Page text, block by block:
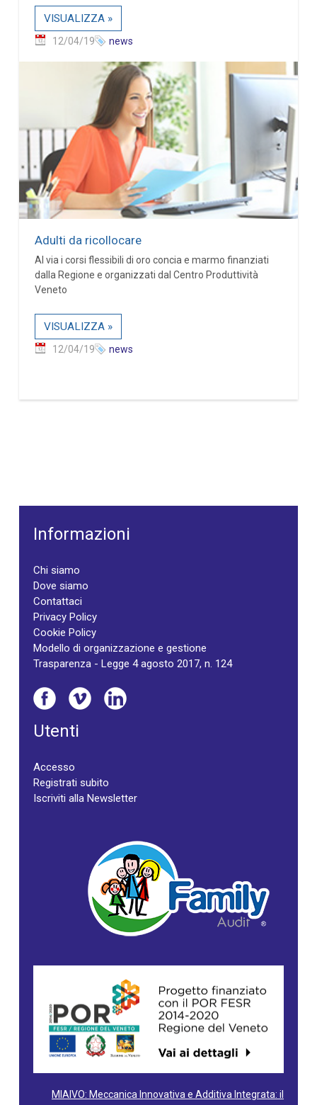
VISUALIZZA »
12/04/19 news
Adulti da ricollocare
Al via i corsi flessibili di oro concia e marmo finanziati
dalla Regione e organizzati dal Centro Produttività
Veneto
VISUALIZZA »
12/04/19 news
Informazioni
Chi siamo
Dove siamo
Contattaci
Privacy Policy
Cookie Policy
Modello di organizzazione e gestione
Trasparenza - Legge 4 agosto 2017, n. 124
Utenti
Accesso
Registrati subito
Iscriviti alla Newsletter
MIAIVO: Meccanica Innovativa e Additiva Integrata: il